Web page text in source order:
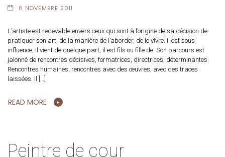
6 NOVEMBRE 2011
L’artiste est redevable envers ceux qui sont à l’origine de sa décision de
pratiquer son art, de la manière de l’aborder, de le vivre. Il est sous
influence, il vient de quelque part, il est fils ou fille de. Son parcours est
jalonné de rencontres décisives, formatrices, directrices, déterminantes.
Rencontres humaines, rencontres avec des œuvres, avec des traces
laissées. Il […]
READ MORE
Peintre de cour